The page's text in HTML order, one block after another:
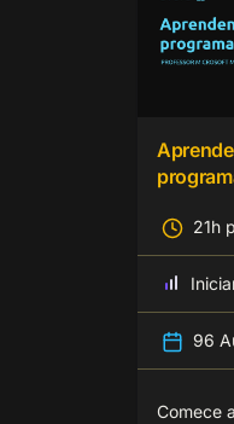
21h
96
Comece